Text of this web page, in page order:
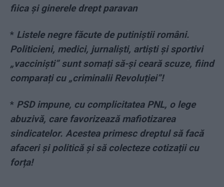
fiica și ginerele drept paravan
* Listele negre făcute de putiniștii români.
Politicieni, medici, jurnaliști, artiști și sportivi
„vacciniști” sunt somați să-și ceară scuze, fiind
comparați cu „criminalii Revoluției”!
* PSD impune, cu complicitatea PNL, o lege
abuzivă, care favorizează mafiotizarea
sindicatelor. Acestea primesc dreptul să facă
afaceri și politică și să colecteze cotizații cu
forța!